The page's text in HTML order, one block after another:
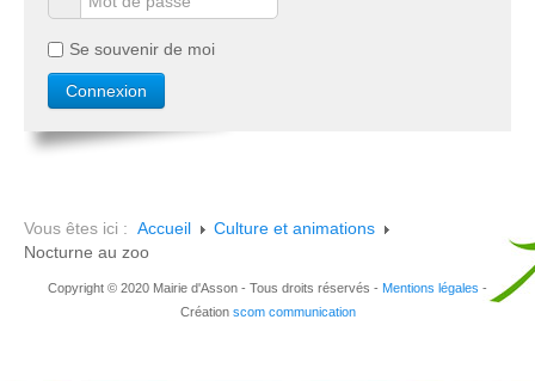
Se souvenir de moi
Vous êtes ici : Accueil
Culture et animations
Nocturne au zoo
Copyright © 2020 Mairie d'Asson - Tous droits réservés - Mentions légales -
Création scom communication